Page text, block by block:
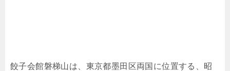
餃子会館磐梯山は、東京都墨田区両国に位置する、昭